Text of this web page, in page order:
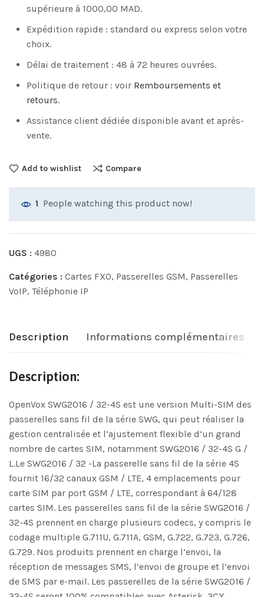
supérieure à 1000,00 MAD.
Expédition rapide : standard ou express selon votre
choix.
Délai de traitement : 48 à 72 heures ouvrées.
Politique de retour : voir Remboursements et
retours.
Assistance client dédiée disponible avant et après-
vente.
Add to wishlist Compare
1 People watching this product now!
UGS : 4980
Catégories : Cartes FXO, Passerelles GSM, Passerelles
VoIP, Téléphonie IP
Description Informations complémentaires
Description:
OpenVox SWG2016 / 32-4S est une version Multi-SIM des
passerelles sans fil de la série SWG, qui peut réaliser la
gestion centralisée et l’ajustement flexible d’un grand
nombre de cartes SIM, notamment SWG2016 / 32-4S G /
L.Le SWG2016 / 32 -La passerelle sans fil de la série 4S
fournit 16/32 canaux GSM / LTE, 4 emplacements pour
carte SIM par port GSM / LTE, correspondant à 64/128
cartes SIM. Les passerelles sans fil de la série SWG2016 /
32-4S prennent en charge plusieurs codecs, y compris le
codage multiple G.711U, G.711A, GSM, G.722, G.723, G.726,
G.729. Nos produits prennent en charge l’envoi, la
réception de messages SMS, l’envoi de groupe et l’envoi
de SMS par e-mail. Les passerelles de la série SWG2016 /